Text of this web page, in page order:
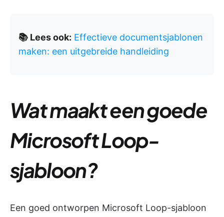
📚 Lees ook: Effectieve documentsjablonen
maken: een uitgebreide handleiding
Wat maakt een goede
Microsoft Loop-
sjabloon?
Een goed ontworpen Microsoft Loop-sjabloon